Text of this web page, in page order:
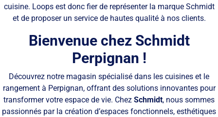
cuisine. Loops est donc fier de représenter la marque Schmidt
et de proposer un service de hautes qualité à nos clients.
Bienvenue chez Schmidt
Perpignan !
Découvrez notre magasin spécialisé dans les cuisines et le
rangement à Perpignan, offrant des solutions innovantes pour
transformer votre espace de vie. Chez Schmidt, nous sommes
passionnés par la création d’espaces fonctionnels, esthétiques